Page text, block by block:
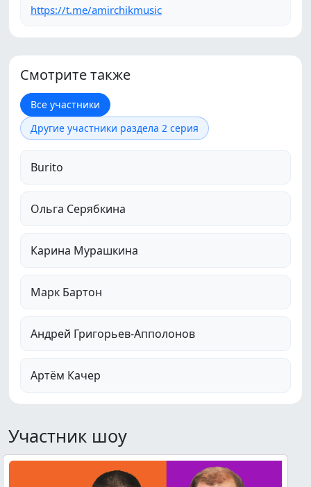
https://t.me/amirchikmusic
Смотрите также
Все участники
Другие участники раздела 2 серия
Burito
Ольга Серябкина
Карина Мурашкина
Марк Бартон
Андрей Григорьев-Апполонов
Артём Качер
Участник шоу